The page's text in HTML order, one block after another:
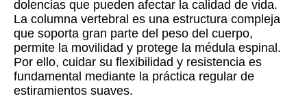
dolencias que pueden afectar la calidad de vida.
La columna vertebral es una estructura compleja
que soporta gran parte del peso del cuerpo,
permite la movilidad y protege la médula espinal.
Por ello, cuidar su flexibilidad y resistencia es
fundamental mediante la práctica regular de
estiramientos suaves.